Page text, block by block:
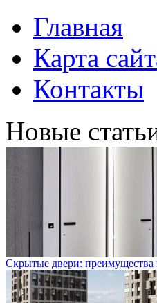
Главная
Карта
Контакты
Новые
Скрытые двери: преимущества